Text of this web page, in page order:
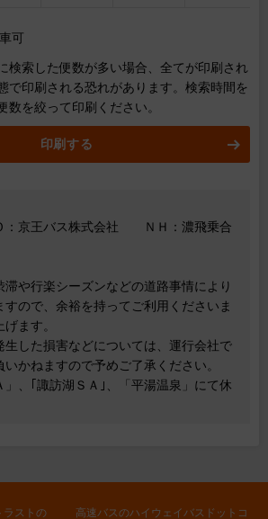
可
検索した便数が多い場合、全てが印刷され
で印刷される恐れがあります。検索時間を
を絞って印刷ください。
印刷する
：京王バス株式会社 ＮＨ：濃飛乗合
や行楽シーズンなどの道路事情により
ので、余裕を持ってご利用くださいま
ます。
生した損害などについては、運行会社で
かねますので予めご了承ください。
、｢諏訪湖ＳＡ｣、「平湯温泉」にて休
ラストの 高速バスのハイウェイバスドットコ